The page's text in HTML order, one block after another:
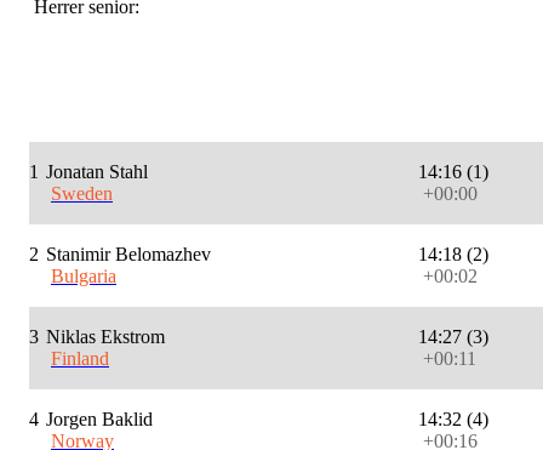
Herrer senior:
1 Jonatan Stahl
Sweden
14:16 (1)
+00:00
2 Stanimir Belomazhev
Bulgaria
14:18 (2)
+00:02
3 Niklas Ekstrom
Finland
14:27 (3)
+00:11
4 Jorgen Baklid
Norway
14:32 (4)
+00:16